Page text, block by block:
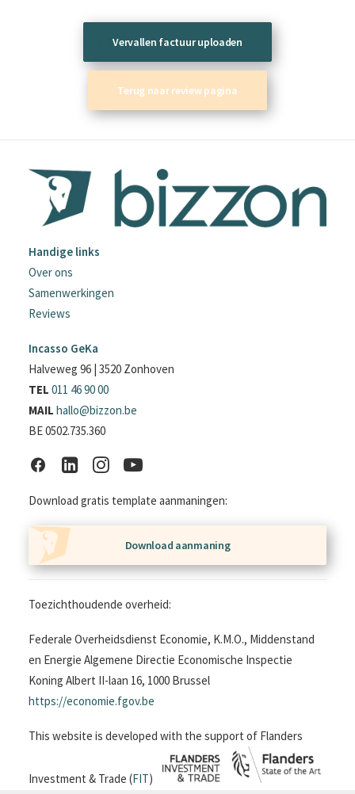
Vervallen factuur uploaden
Terug naar review pagina
Handige links
Over ons
Samenwerkingen
Reviews
Incasso GeKa
Halveweg 96 | 3520 Zonhoven
TEL 011 46 90 00
MAIL hallo@bizzon.be
BE 0502.735.360
Download gratis template aanmaningen:
Download aanmaning
Toezichthoudende overheid:
Federale Overheidsdienst Economie, K.M.O., Middenstand
en Energie Algemene Directie Economische Inspectie
Koning Albert II-laan 16, 1000 Brussel
https://economie.fgov.be
This website is developed with the support of Flanders
Investment & Trade (FIT)